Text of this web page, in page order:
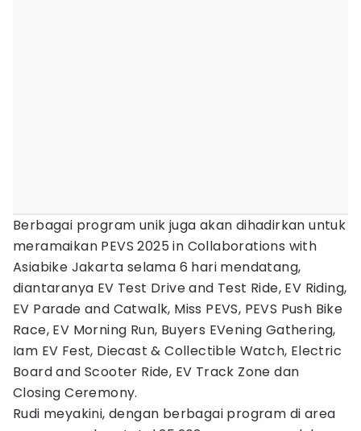
Berbagai program unik juga akan dihadirkan untuk
meramaikan PEVS 2025 in Collaborations with
Asiabike Jakarta selama 6 hari mendatang,
diantaranya EV Test Drive and Test Ride, EV Riding,
EV Parade and Catwalk, Miss PEVS, PEVS Push Bike
Race, EV Morning Run, Buyers EVening Gathering,
Iam EV Fest, Diecast & Collectible Watch, Electric
Board and Scooter Ride, EV Track Zone dan
Closing Ceremony.
Rudi meyakini, dengan berbagai program di area